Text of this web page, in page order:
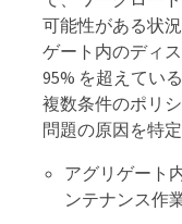
可能性がある状
ゲート内のディ
95% を超えてい
複数条件のポリ
問題の原因を特定
アグリゲート
ンテナンス作